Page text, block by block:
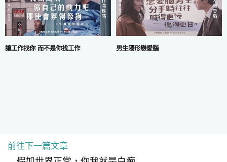
讓工作找你 而不是你找工作 男生隱形戀愛腦
前往下一篇文章COPYRIGHT © 2024 MARS DIGITAL LIMITED.
使用條款| 私隱政策